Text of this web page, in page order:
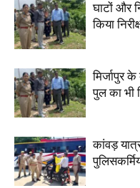
घाटों और
किया
मिर्जापुर
पुल का भी
कांवड़